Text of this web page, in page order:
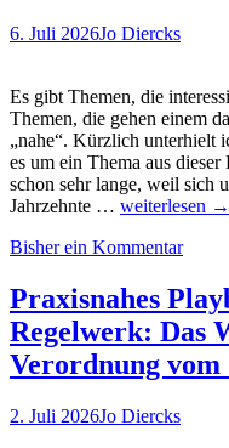
6. Juli 2026Jo Diercks
Es gibt Themen, die
Themen, die gehen einem
„nahe“. Kürzlich unterhielt
es um ein Thema aus
schon sehr lange, weil sich
Jahrzehnte … Wir
–
können
nicht.
Wie
schafft
man
Turnaround
weiterlesen →
Bisher ein Kommentar
Praxisnahes
Regelwerk: Das
Verordnung
2. Juli 2026Jo Diercks